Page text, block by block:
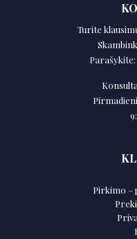
Turite
Parašykite:
Pirkimo –